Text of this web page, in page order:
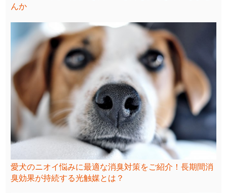
んか
愛犬のニオイ悩みに最適な消臭対策をご紹介！長期間消
臭効果が持続する光触媒とは？